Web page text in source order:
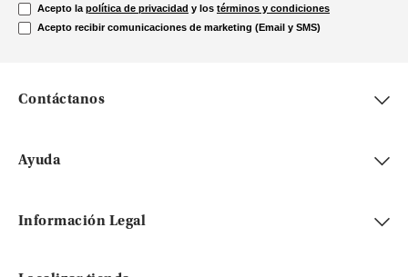
Acepto la política de privacidad y los términos y condiciones
Acepto recibir comunicaciones de marketing (Email y SMS)
Contáctanos
Ayuda
Información Legal